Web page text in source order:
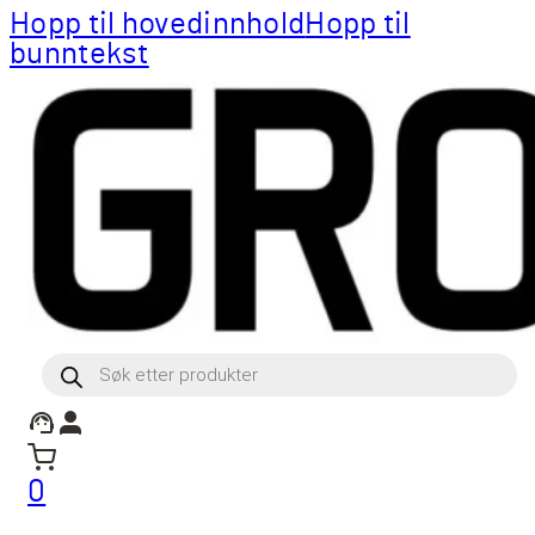
Hopp til hovedinnhold Hopp til
bunntekst
Products
search
0